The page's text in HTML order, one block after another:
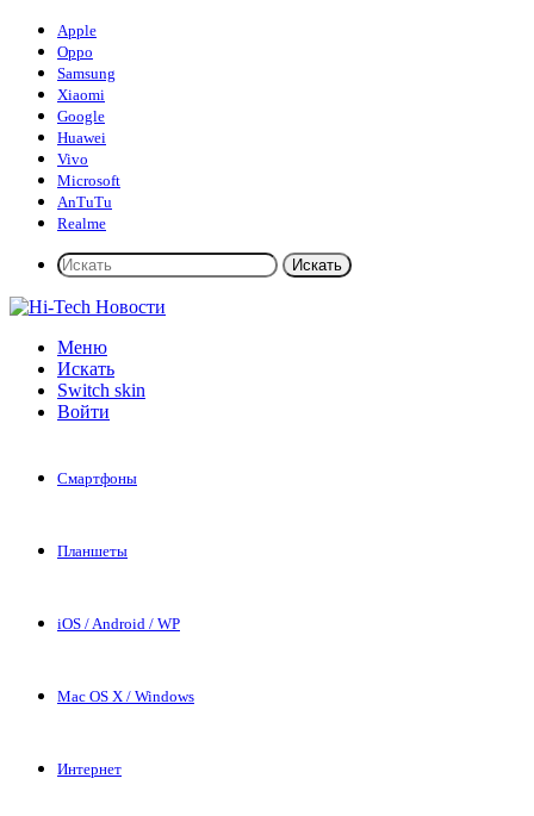
Apple
Oppo
Samsung
Xiaomi
Google
Huawei
Vivo
Microsoft
AnTuTu
Realme
Искать
Меню
Искать
Switch skin
Войти
Смартфоны
Планшеты
iOS / Android / WP
Mac OS X / Windows
Интернет